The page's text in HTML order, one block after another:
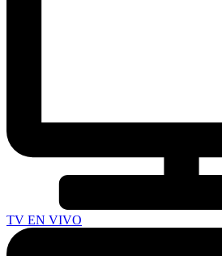
TV EN VIVO